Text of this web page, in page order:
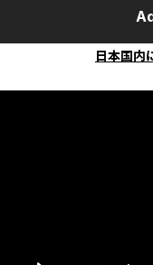
日本国内